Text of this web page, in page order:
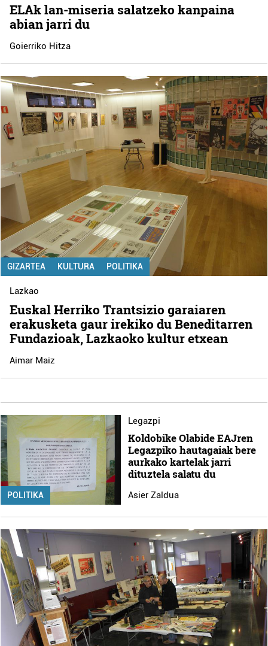
ELAk lan-miseria salatzeko kanpaina
abian jarri du
Goierriko Hitza
GIZARTEA KULTURA POLITIKA
Lazkao
Euskal Herriko Trantsizio garaiaren
erakusketa gaur irekiko du Beneditarren
Fundazioak, Lazkaoko kultur etxean
Aimar Maiz
POLITIKA
Legazpi
Koldobike Olabide EAJren
Legazpiko hautagaiak bere
aurkako kartelak jarri
dituztela salatu du
Asier Zaldua